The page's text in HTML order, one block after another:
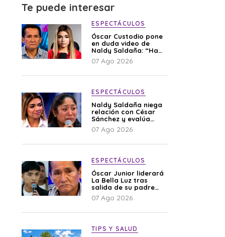
Te puede interesar
ESPECTÁCULOS
Óscar Custodio pone
en duda video de
Naldy Saldaña: “Hay
cosas que de repente
se han editado”
07 Ago 2026
ESPECTÁCULOS
Naldy Saldaña niega
relación con César
Sánchez y evalúa
denunciar a su
esposa: “Es una
07 Ago 2026
ESPECTÁCULOS
Óscar Junior liderará
La Bella Luz tras
salida de su padre
por polémica con
Naldy Saldaña
07 Ago 2026
TIPS Y SALUD